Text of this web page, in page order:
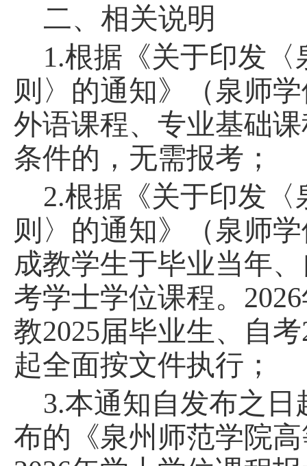
二、相关说明
1.根据 《关于印发 〈
则 〉 的通知》（泉师
外语课程、专业基础
条件的，无需报考；
2.根据《关于印发 〈
则 〉 的通知》（泉师
成教学生于毕业当年
考学士学位课程。
教2025届毕业生、自
起全面按文件执行；
3.本通知自发布之日
布的《泉州师范学院